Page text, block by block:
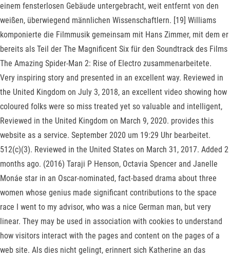
einem fensterlosen Gebäude untergebracht, weit entfernt von den
weißen, überwiegend männlichen Wissenschaftlern. [19] Williams
komponierte die Filmmusik gemeinsam mit Hans Zimmer, mit dem er
bereits als Teil der The Magnificent Six für den Soundtrack des Films
The Amazing Spider-Man 2: Rise of Electro zusammenarbeitete.
Very inspiring story and presented in an excellent way. Reviewed in
the United Kingdom on July 3, 2018, an excellent video showing how
coloured folks were so miss treated yet so valuable and intelligent,
Reviewed in the United Kingdom on March 9, 2020. provides this
website as a service. September 2020 um 19:29 Uhr bearbeitet.
512(c)(3). Reviewed in the United States on March 31, 2017. Added 2
months ago. (2016) Taraji P Henson, Octavia Spencer and Janelle
Monáe star in an Oscar-nominated, fact-based drama about three
women whose genius made significant contributions to the space
race I went to my advisor, who was a nice German man, but very
linear. They may be used in association with cookies to understand
how visitors interact with the pages and content on the pages of a
web site. Als dies nicht gelingt, erinnert sich Katherine an das